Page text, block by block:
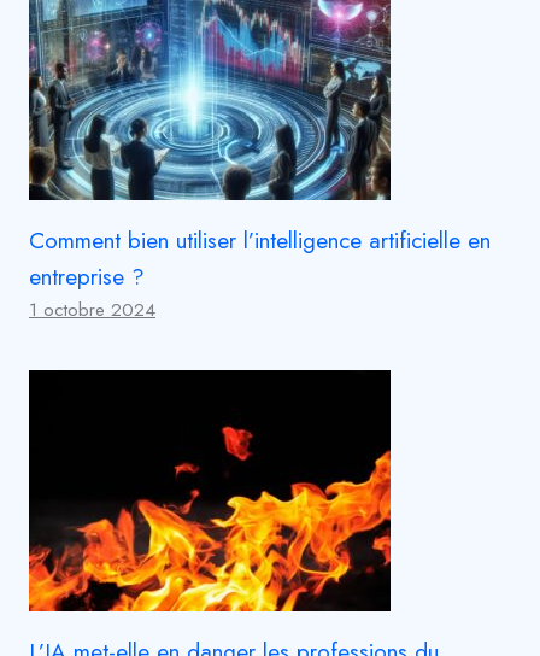
Comment bien utiliser l’intelligence artificielle en
entreprise ?
1 octobre 2024